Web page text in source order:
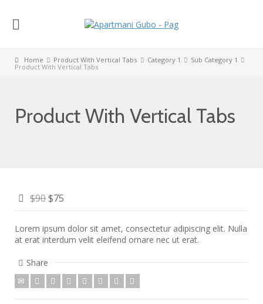
Home Product With Vertical Tabs Category 1
Sub Category 1
Product With Vertical Tabs
Product With Vertical Tabs
$90$75
Lorem ipsum dolor sit amet, consectetur adipiscing elit. Nulla
at erat interdum velit eleifend ornare nec ut erat.
Share